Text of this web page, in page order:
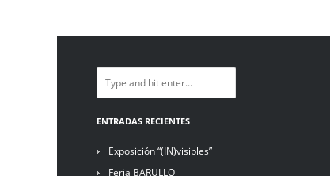
ENTRADAS RECIENTES
Exposición “(IN)visibles”
Feria BARULLO